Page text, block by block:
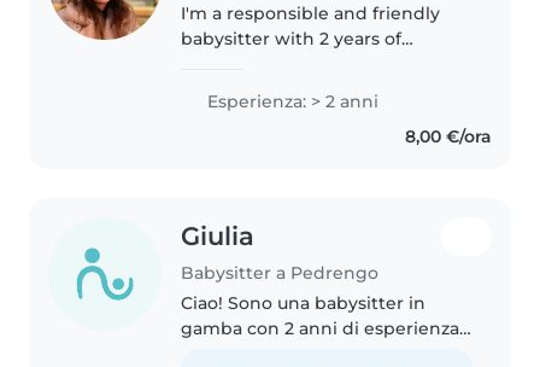
I'm a responsible and friendly
babysitter with 2 years of
engaging with kids through
reading, music, and games. I'm..
Esperienza: > 2 anni
8,00 €/ora
Giulia
Babysitter a Pedrengo
Ciao! Sono una babysitter in
gamba con 2 anni di esperienza